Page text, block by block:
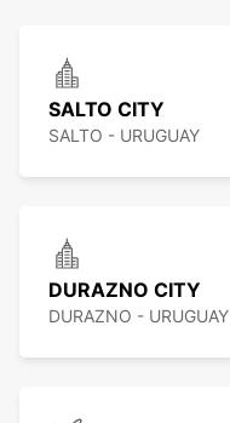
SALTO CITY
SALTO - URUGUAY
DURAZNO CITY
DURAZNO - URUGUAY